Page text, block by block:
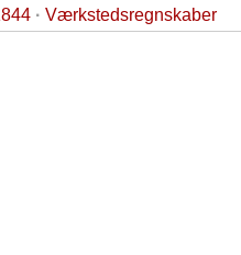
· Værkstedsregnskaber